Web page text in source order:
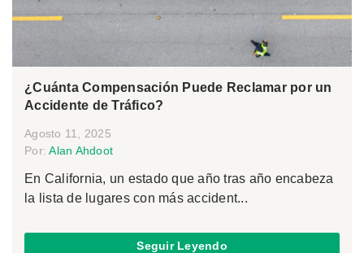
¿Cuánta Compensación Puede Reclamar por un
Accidente de Tráfico?
Agosto 11, 2025
Por:Alan Ahdoot
En California, un estado que año tras año encabeza
la lista de lugares con más accident...
Seguir Leyendo